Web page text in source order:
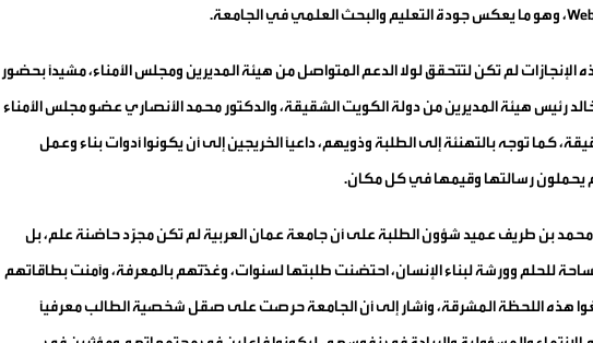
، وهو ما يعكس جودة التعليم والبحث العلمي في الجامعة.
الإنجازات لم تكن لتتحقق لولا الدعم المتواصل من هيئة المديرين ومجلس الأمناء، مشيداً بحضور
رئيس هيئة المديرين من دولة الكويت الشقيقة، والدكتور محمد الأنصاري عضو مجلس الأمناء
كما توجه بالتهنئة إلى الطلبة وذويهم، داعياً الخريجين إلى أن يكونوا أدوات بناء وعمل
يحملون رسالتها وقيمها في كل مكان.
محمد بن طريف عميد شؤون الطلبة على أن جامعة عمان العربية لم تكن مجرّد حاضنة علم، بل
للحلم وورشة لبناء الإنسان، احتضنت طلبتها لسنوات، وغذّتهم بالمعرفة، وآمنت بطاقاتهم
هذه اللحظة المشرقة، وأشار إلى أن الجامعة حرصت على صقل شخصية الطالب معرفيًا